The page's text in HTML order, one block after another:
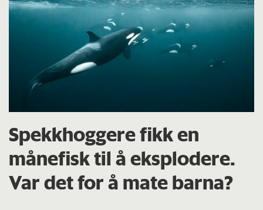
Spekkhoggere fikk en
månefisk til å eksplodere.
Var det for å mate barna?